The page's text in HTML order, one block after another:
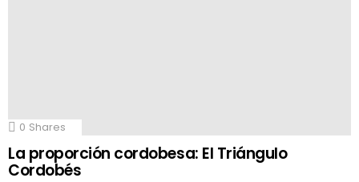
0 Shares
La proporción cordobesa: El Triángulo
Cordobés